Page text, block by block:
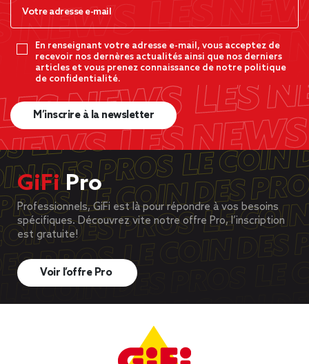
En renseignant votre adresse e-mail, vous acceptez de
recevoir nos dernères actualités ainsi que nos derniers
articles et vous prenez connaissance de notre politique
de confidentialité.
M’inscrire à la newsletter
GiFiPro
Professionnels, GiFi est là pour répondre à vos besoins
spécifiques. Découvrez vite notre offre Pro, l’inscription
est gratuite!
Voir l’offre Pro